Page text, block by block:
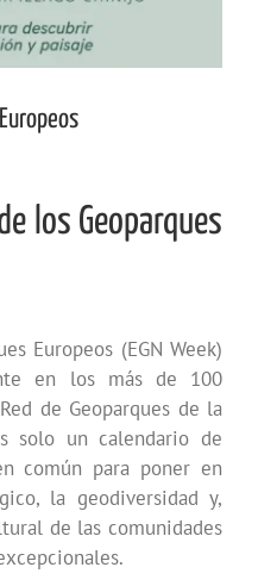
los Geoparques
Europeos (EGN Week)
en los más de 100
de Geoparques de la
solo un calendario de
común para poner en
la geodiversidad y,
de las comunidades